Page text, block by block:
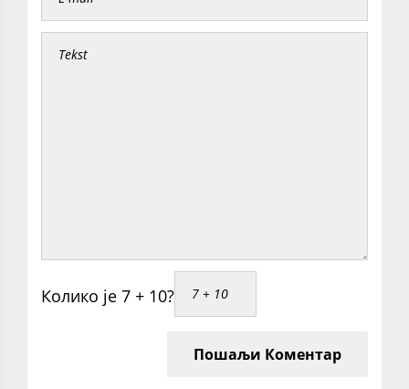
Колико је 7 + 10?
Пошаљи Коментар